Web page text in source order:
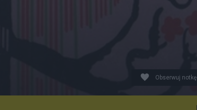
Obserwuj notkę